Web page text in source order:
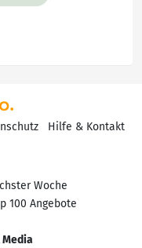
Hilfe & Kontakt
Woche
100 Angebote
Media